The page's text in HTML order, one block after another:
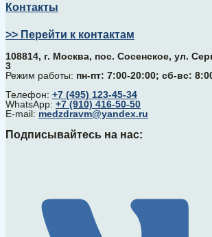
Контакты
>> Перейти к контактам
108814, г. Москва, поc. Сосенское, ул.
3
Режим работы: пн-пт: 7:00-20:00; сб-вс:
Телефон: +7 (495) 123-45-34
WhatsApp: +7 (910) 416-50-50
E-mail: medzdravm@yandex.ru
Подписывайтесь на нас: